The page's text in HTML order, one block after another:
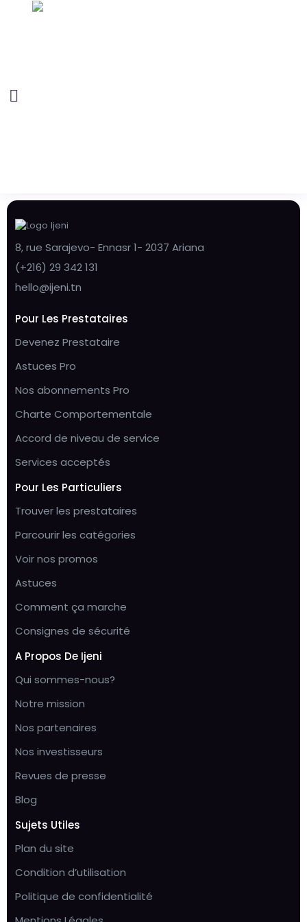
8, rue Sarajevo- Ennasr 1- 2037 Ariana
(+216) 29 342 131
hello@ijeni.tn
Pour Les Prestataires
Devenez Prestataire
Astuces Pro
Nos abonnements Pro
Charte Comportementale
Accord de niveau de service
Services acceptés
Pour Les Particuliers
Trouver les prestataires
Parcourir les catégories
Voir nos promos
Astuces
Comment ça marche
Consignes de sécurité
A Propos De Ijeni
Qui sommes-nous?
Notre mission
Nos partenaires
Nos investisseurs
Revues de presse
Blog
Sujets Utiles
Plan du site
Condition d’utilisation
Politique de confidentialité